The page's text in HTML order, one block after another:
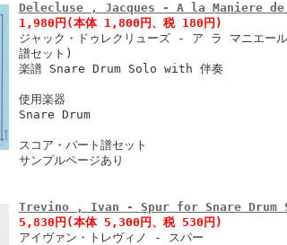
Delecluse , Jacques - A la Maniere de
1,980円 (本体 1,800円、税 180円)
ジャック・ドゥレクリューズ - ア ラ マニエ
譜セット)
楽譜 Snare Drum Solo with 伴奏
使用楽器
Snare Drum
スコア・パート譜セット
サンプルページあり
Trevino , Ivan - Spur for Snare Drum
5,830円 (本体 5,300円、税 530円)
アイヴァン・トレヴィノ - スパー